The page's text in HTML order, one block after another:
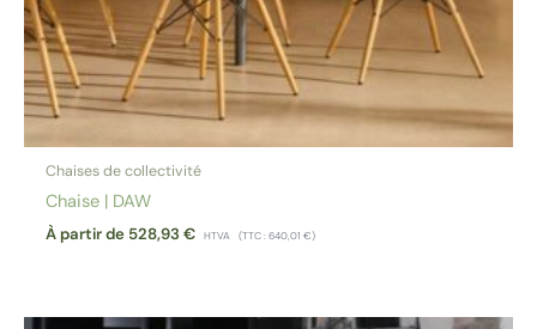
Chaises de collectivité
Chaise | DAW
À partir de 528,93 € HTVA (TTC :640,01 €)